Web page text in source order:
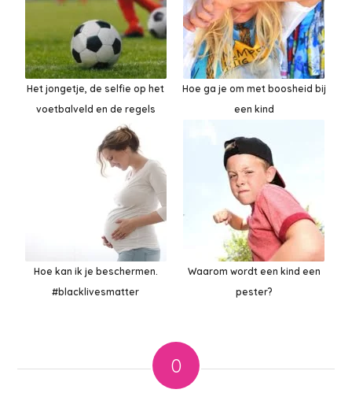
Het jongetje, de selfie op het
voetbalveld en de regels
Hoe ga je om met boosheid bij
een kind
Hoe kan ik je beschermen.
#blacklivesmatter
Waarom wordt een kind een
pester?
0